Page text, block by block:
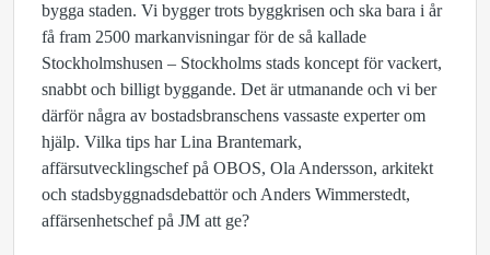
bygga staden. Vi bygger trots byggkrisen och ska bara i år
få fram 2500 markanvisningar för de så kallade
Stockholmshusen – Stockholms stads koncept för vackert,
snabbt och billigt byggande. Det är utmanande och vi ber
därför några av bostadsbranschens vassaste experter om
hjälp. Vilka tips har Lina Brantemark,
affärsutvecklingschef på OBOS, Ola Andersson, arkitekt
och stadsbyggnadsdebattör och Anders Wimmerstedt,
affärsenhetschef på JM att ge?